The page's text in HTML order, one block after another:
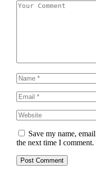
Save my name,
the next time I comment.